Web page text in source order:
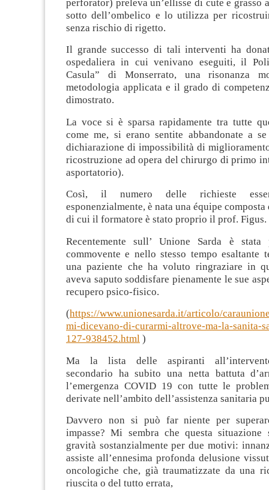
perforator) preleva un’ellisse di cute e grasso
sotto dell’ombelico e lo utilizza per
senza rischio di rigetto.
Il grande successo di tali interventi ha
ospedaliera in cui venivano eseguiti, il
Casula” di Monserrato, una risonanza
metodologia applicata e il grado di
dimostrato.
La voce si è sparsa rapidamente tra tutte
come me, si erano sentite abbandonate a
dichiarazione di impossibilità di
ricostruzione ad opera del chirurgo di primo
asportatorio).
Così, il numero delle richieste
esponenzialmente, è nata una équipe
di cui il formatore è stato proprio il prof. Figus.
Recentemente sull’ Unione Sarda è stata
commovente e nello stesso tempo esaltante
una paziente che ha voluto ringraziare in
aveva saputo soddisfare pienamente le sue
recupero psico-fisico.
(https://www.unionesarda.it/articolo/
mi-dicevano-di-curarmi-altrove-ma-la-sanita-
127-938452.html )
Ma la lista delle aspiranti
secondario ha subito una netta battuta
l’emergenza COVID 19 con tutte le
derivate nell’ambito dell’assistenza sanitaria
Davvero non si può far niente per
impasse? Mi sembra che questa
gravità sostanzialmente per due motivi:
assiste all’ennesima profonda delusione
oncologiche che, già traumatizzate da una
riuscita o del tutto errata,